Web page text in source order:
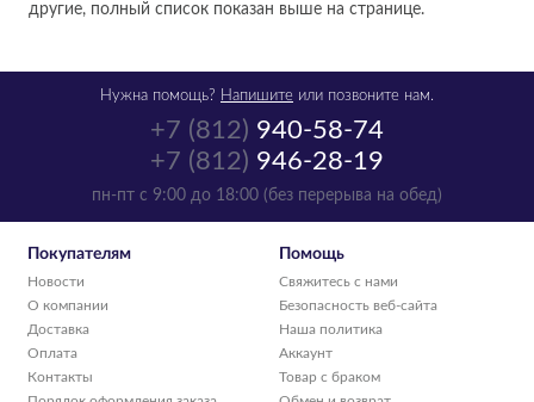
другие, полный список показан выше на странице.
+7 (812) 940-58-74
+7 (812) 946-28-19
пн-пт с 9:00 до 18:00 (без перерыва на обед)
Нужна помощь? Напишите или позвоните нам.
Покупателям
Новости
О компании
Доставка
Оплата
Контакты
Помощь
Свяжитесь с нами
Безопасность веб-сайта
Наша политика
Аккаунт
Товар с браком